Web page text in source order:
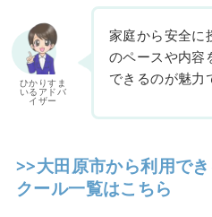
ひかりすま
いるアドバ
イザー
家庭から安全に
のペースや内容
できるのが魅力
>>大田原市から利用で
クール一覧はこちら